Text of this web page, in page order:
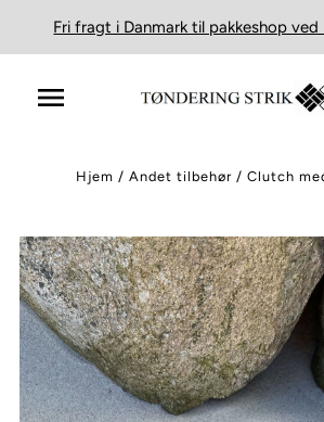
Fri fragt i Danmark til pakkeshop
Hjem /Andet tilbehør /Clutch